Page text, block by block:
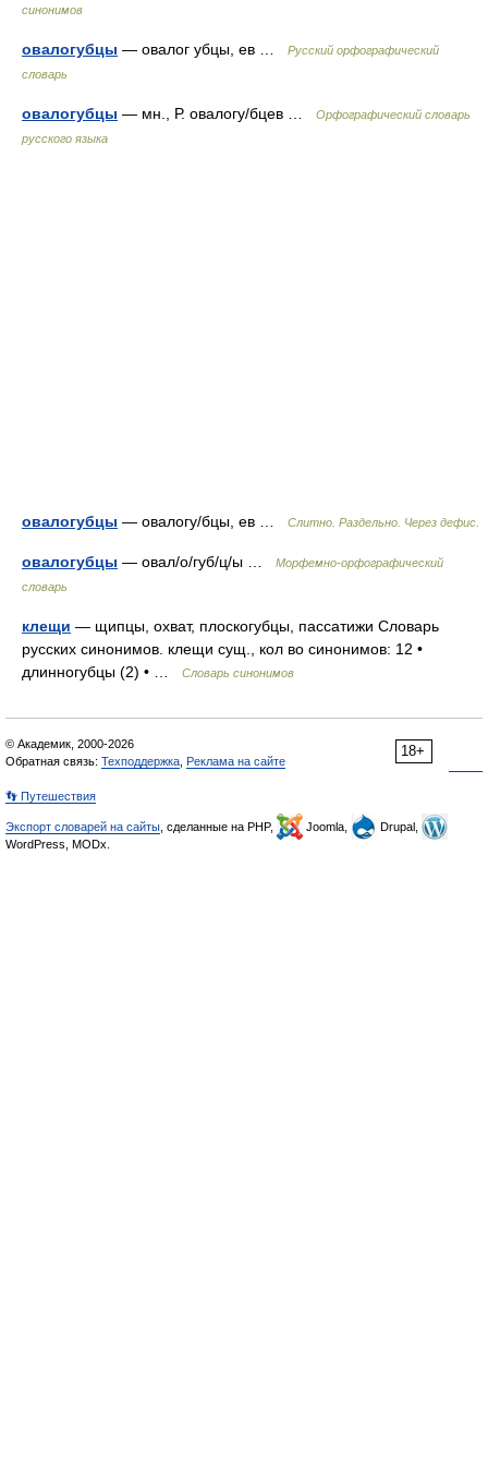
синонимов
овалогубцы — овалог убцы, ев …
Русский орфографический
словарь
овалогубцы — мн., Р. овалогу/бцев …
Орфографический словарь
русского языка
овалогубцы — овалогу/бцы, ев … Слитно. Раздельно. Через дефис.
овалогубцы — овал/о/губ/ц/ы …
Морфемно-орфографический
словарь
клещи — щипцы, охват, плоскогубцы, пассатижи Словарь
русских синонимов. клещи сущ., кол во синонимов: 12 •
длинногубцы (2) • …
Словарь синонимов
18+
© Академик, 2000-2026
Обратная связь: Техподдержка Реклама на сайте
👣 Путешествия
Экспорт словарей на сайты , сделанные на PHP, Joomla,
Drupal,
WordPress, MODx.